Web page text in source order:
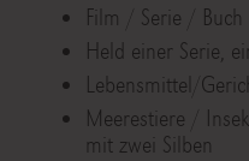
Film / Serie / Buch
Held einer Serie,
Lebensmittel/
Meerestiere /
mit zwei Silben